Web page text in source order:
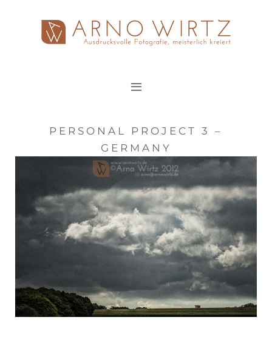
springen
PERSONAL PROJECT 3 –
GERMANY